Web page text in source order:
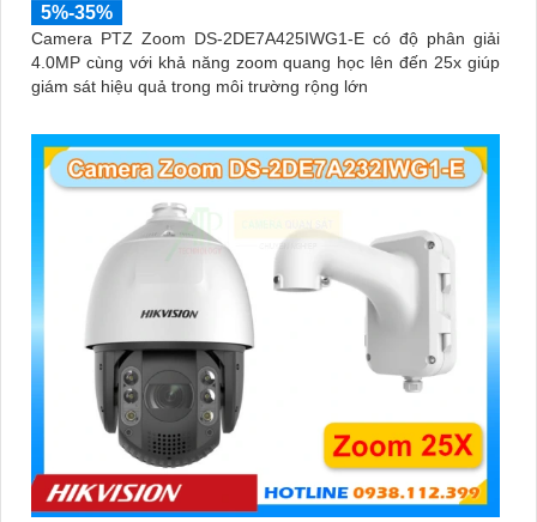
5%-35%
Camera PTZ Zoom DS-2DE7A425IWG1-E có độ phân giải
4.0MP cùng với khả năng zoom quang học lên đến 25x giúp
giám sát hiệu quả trong môi trường rộng lớn